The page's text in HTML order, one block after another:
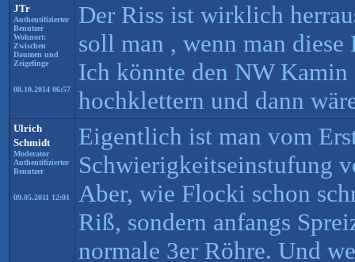
JTr
Authentifizierter
Benutzer
Wohnort:
Zwischen
Daumen und
Zeigefinge
08.10.2014 06:57
Der Riss ist wirklich
soll man , wenn man
Ich könnte den NW Kamin
hochklettern und dann
Ulrich
Schmidt
Moderator
Authentifizierter
Benutzer
09.05.2011 12:01
Eigentlich ist man vom
Schwierigkeitseinstufung
Aber, wie Flocki schon
Riß, sondern anfangs
normale 3er Röhre. Und